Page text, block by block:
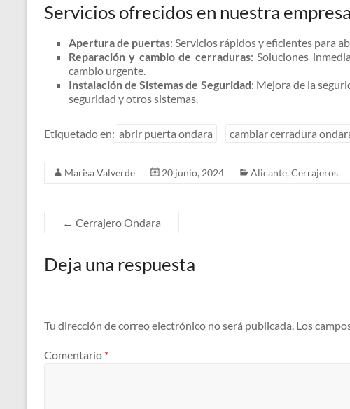
Servicios ofrecidos en nuestra empresa
Apertura de puertas: Servicios rápidos y eficientes para
Reparación y cambio de cerraduras: Soluciones
cambio urgente.
Instalación de Sistemas de Seguridad: Mejora de la
seguridad y otros sistemas.
Etiquetado en: abrir puerta ondara cambiar cerradura
Marisa Valverde 20 junio, 2024 Alicante, Cerrajeros
← Cerrajero Ondara
Deja una respuesta
Tu dirección de correo electrónico no será publicada. Los
Comentario *